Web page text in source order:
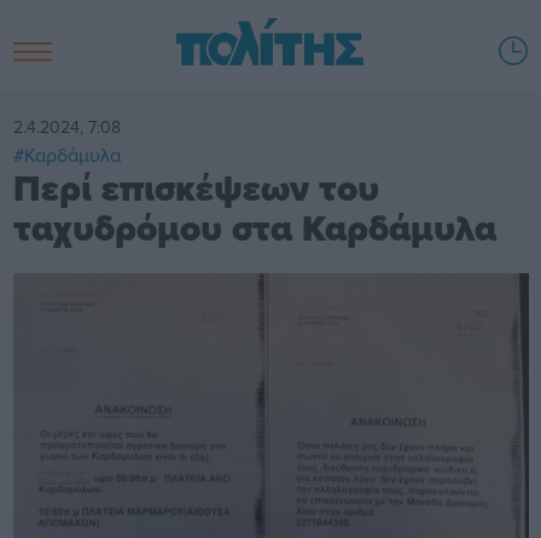
2.4.2024, 7:08
#Καρδάμυλα
Περί επισκέψεων του
ταχυδρόμου στα Καρδάμυλα